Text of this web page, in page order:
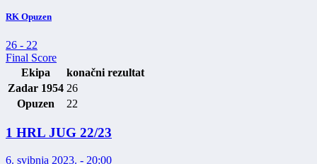
RK Opuzen
26 - 22
Final Score
Ekipa
konačni rezultat
Zadar 1954 26
Opuzen
22
1 HRL JUG 22/23
6. svibnja 2023. - 20:00